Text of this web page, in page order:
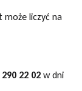
może liczyć na
290 22 02w dni